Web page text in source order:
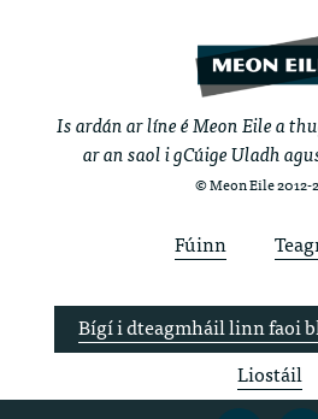
Is ardán ar líne é Meon Eile a
ar an saol i gCúige Uladh
© Meon Eile 2012-
Fúinn
Bígí i dteagmháil linn faoi
Liostáil